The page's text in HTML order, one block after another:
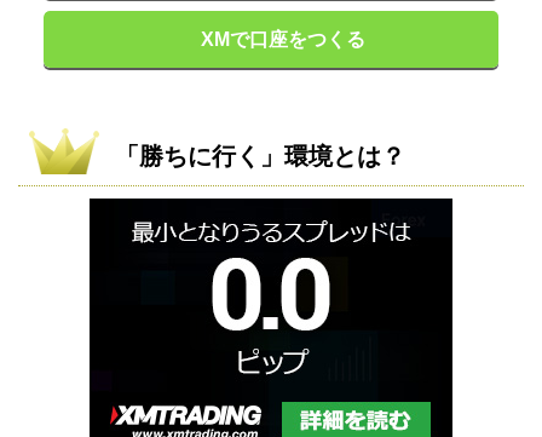
XMで口座をつくる
「勝ちに行く」環境とは？